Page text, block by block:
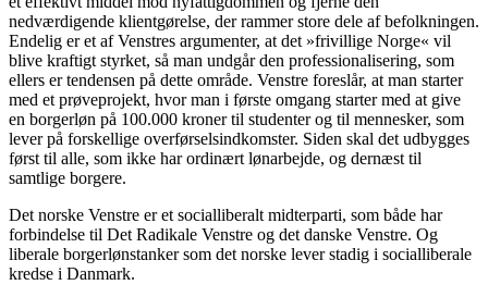
nedværdigende klientgørelse, der rammer store dele af befolkningen.
Endelig er et af Venstres argumenter, at det »frivillige Norge« vil
blive kraftigt styrket, så man undgår den professionalisering, som
ellers er tendensen på dette område. Venstre foreslår, at man starter
med et prøveprojekt, hvor man i første omgang starter med at give
en borgerløn på 100.000 kroner til studenter og til mennesker, som
lever på forskellige overførselsindkomster. Siden skal det udbygges
først til alle, som ikke har ordinært lønarbejde, og dernæst til
samtlige borgere.
Det norske Venstre er et socialliberalt midterparti, som både har
forbindelse til Det Radikale Venstre og det danske Venstre. Og
liberale borgerlønstanker som det norske lever stadig i socialliberale
kredse i Danmark.